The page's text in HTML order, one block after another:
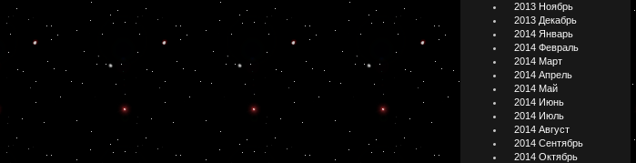
2013 Ноябрь
2013 Декабрь
2014 Январь
2014 Февраль
2014 Март
2014 Апрель
2014 Май
2014 Июнь
2014 Июль
2014 Август
2014 Сентябрь
2014 Октябрь